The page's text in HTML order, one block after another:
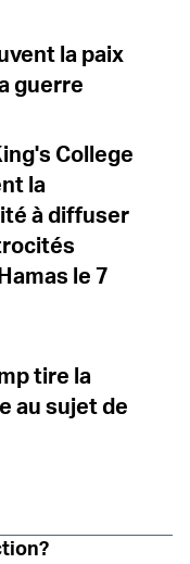
la paix
guerre
College
la
à diffuser
le 7
tire la
au sujet de